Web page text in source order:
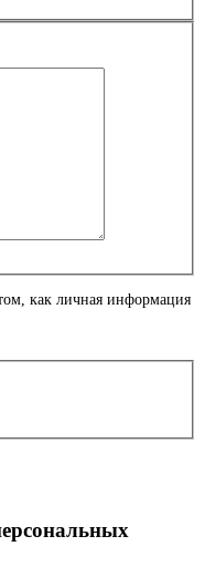
как личная информация